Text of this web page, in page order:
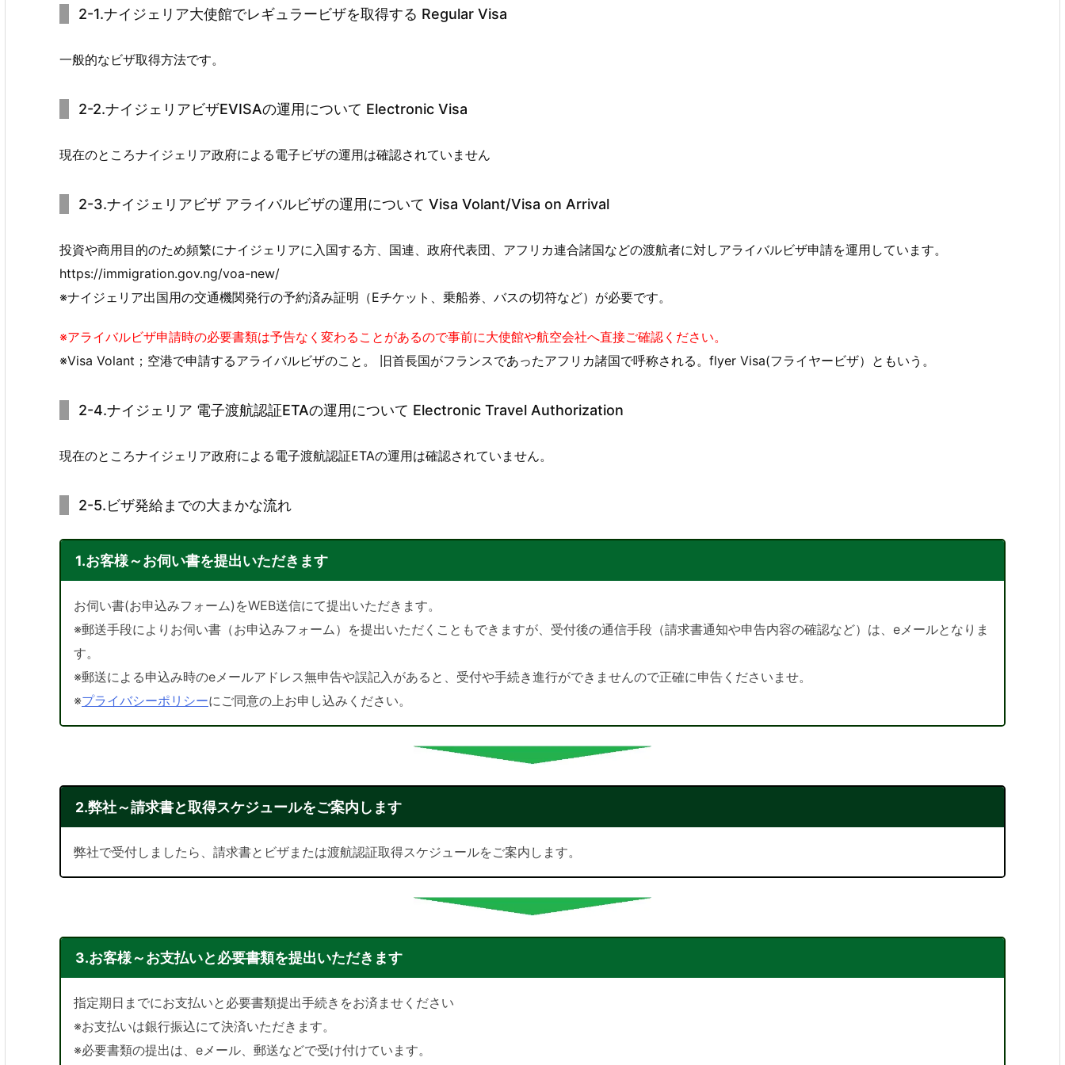
2-1.ナイジェリア大使館でレギュラービザを取得する Regular Visa
一般的なビザ取得方法です。
2-2.ナイジェリアビザEVISAの運用について Electronic Visa
現在のところナイジェリア政府による電子ビザの運用は確認されていません
2-3.ナイジェリアビザ アライバルビザの運用について Visa Volant/Visa on Arrival
投資や商用目的のため頻繁にナイジェリアに入国する方、国連、政府代表団、アフリカ連合諸国などの渡航者に対しアライバルビザ申請を運用しています。
https://immigration.gov.ng/voa-new/
※ナイジェリア出国用の交通機関発行の予約済み証明（Eチケット、乗船券、バスの切符など）が必要です。
※アライバルビザ申請時の必要書類は予告なく変わることがあるので事前に大使館や航空会社へ直接ご確認ください。
※Visa Volant；空港で申請するアライバルビザのこと。 旧首長国がフランスであったアフリカ諸国で呼称される。flyer Visa(フライヤービザ）ともいう。
2-4.ナイジェリア 電子渡航認証ETAの運用について Electronic Travel Authorization
現在のところナイジェリア政府による電子渡航認証ETAの運用は確認されていません。
2-5.ビザ発給までの大まかな流れ
1.お客様～お伺い書を提出いただきます
お伺い書(お申込みフォーム)をWEB送信にて提出いただきます。
※郵送手段によりお伺い書（お申込みフォーム）を提出いただくこともできますが、受付後の通信手段（請求書通知や申告内容の確認など）は、eメールとなりま
す。
※郵送による申込み時のeメールアドレス無申告や誤記入があると、受付や手続き進行ができませんので正確に申告くださいませ。
※プライバシーポリシーにご同意の上お申し込みください。
2.弊社～請求書と取得スケジュールをご案内します
弊社で受付しましたら、請求書とビザまたは渡航認証取得スケジュールをご案内します。
3.お客様～お支払いと必要書類を提出いただきます
指定期日までにお支払いと必要書類提出手続きをお済ませください
※お支払いは銀行振込にて決済いただきます。
※必要書類の提出は、eメール、郵送などで受け付けています。